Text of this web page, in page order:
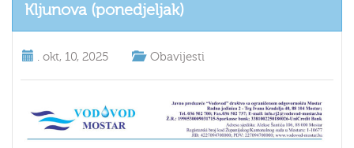
Kljunova (ponedjeljak)
. okt, 10, 2025 Obavijesti